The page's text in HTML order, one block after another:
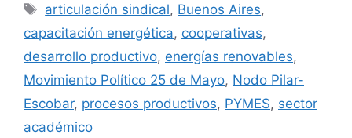
articulación sindical, Buenos Aires,
capacitación energética, cooperativas,
desarrollo productivo, energías renovables,
Movimiento Político 25 de Mayo, Nodo Pilar-
Escobar, procesos productivos, PYMES, sector
académico